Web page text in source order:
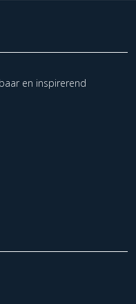
en inspirerend